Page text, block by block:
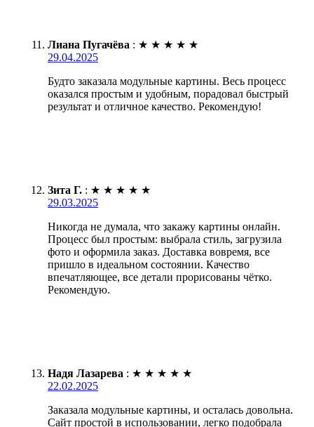
Лиана Пугачёва : ★ ★ ★ ★ ★
29.04.2025
Будто заказала модульные картины. Весь процесс
оказался простым и удобным, порадовал быстрый
результат и отличное качество. Рекомендую!
Зита Г. : ★ ★ ★ ★ ★
29.03.2025
Никогда не думала, что закажу картины онлайн.
Процесс был простым: выбрала стиль, загрузила
фото и оформила заказ. Доставка вовремя, все
пришло в идеальном состоянии. Качество
впечатляющее, все детали прорисованы чётко.
Рекомендую.
Надя Лазарева : ★ ★ ★ ★ ★
22.02.2025
Заказала модульные картины, и осталась довольна.
Сайт простой в использовании, легко подобрала